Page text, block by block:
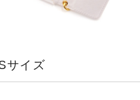
サイズ